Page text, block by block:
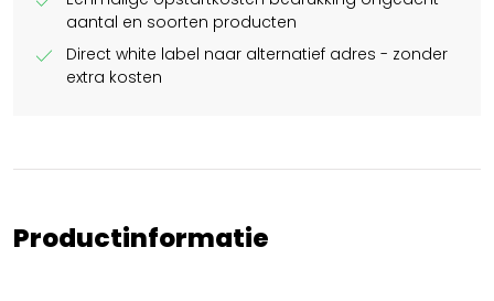
aantal en soorten producten
check
Direct white label naar alternatief adres - zonder
extra kosten
Productinformatie